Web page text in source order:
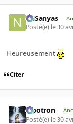
NilSanyas
Posté(e) le 30
Heureusement
Citer
Pipotron
Posté(e) le 30